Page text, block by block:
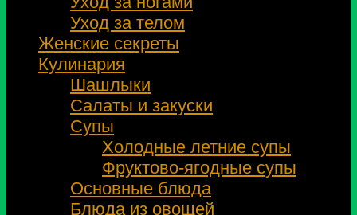
Уход за телом
Женские секреты
Кулинария
Шашлыки
Салаты и закуски
Супы
Холодные летние супы
Фруктово-ягодные супы
Основные блюда
Блюда из овощей